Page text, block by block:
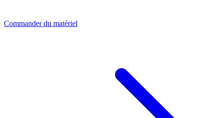
Commander du matériel